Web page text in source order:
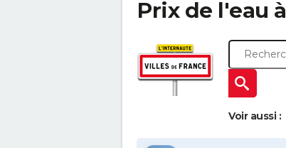
Prix de l'eau à
Voir aussi :